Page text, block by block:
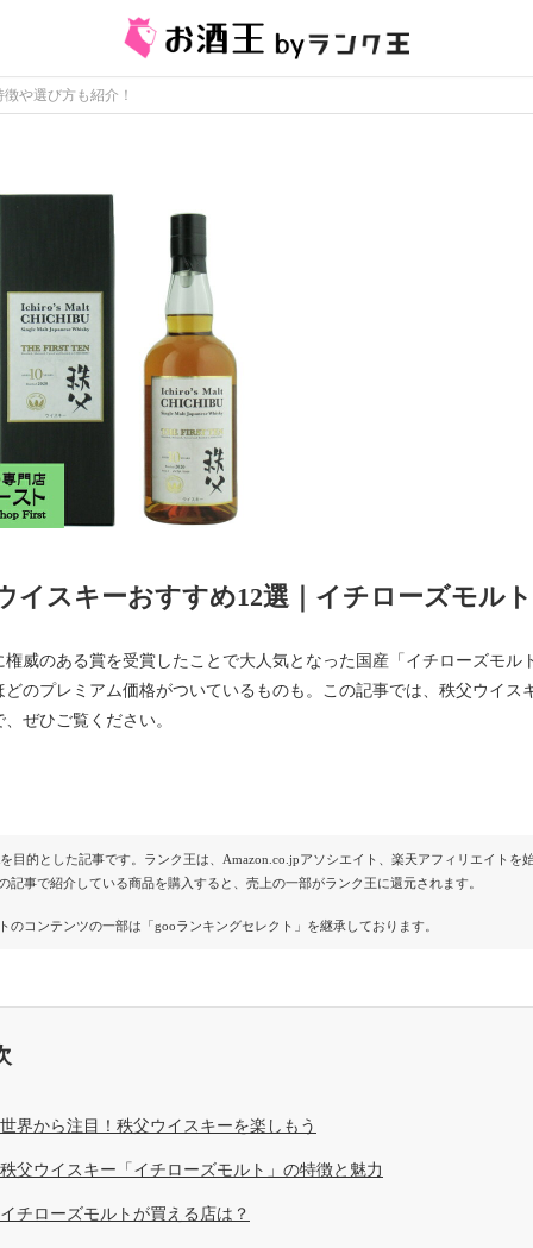
や選び方も紹介！
イスキーおすすめ12選｜イチローズモル
権威のある賞を受賞したことで大人気となった国産「イチローズモ
どのプレミアム価格がついているものも。この記事では、秩父ウイ
、ぜひご覧ください。
を目的とした記事です。ランク王は、Amazon.co.jpアソシエイト、楽天アフィリエイト
記事で紹介している商品を購入すると、売上の一部がランク王に還元されます。
のコンテンツの一部は「gooランキングセレクト」を継承しております。
世界から注目！秩父ウイスキーを楽しもう
秩父ウイスキー「イチローズモルト」の特徴と魅力
イチローズモルトが買える店は？